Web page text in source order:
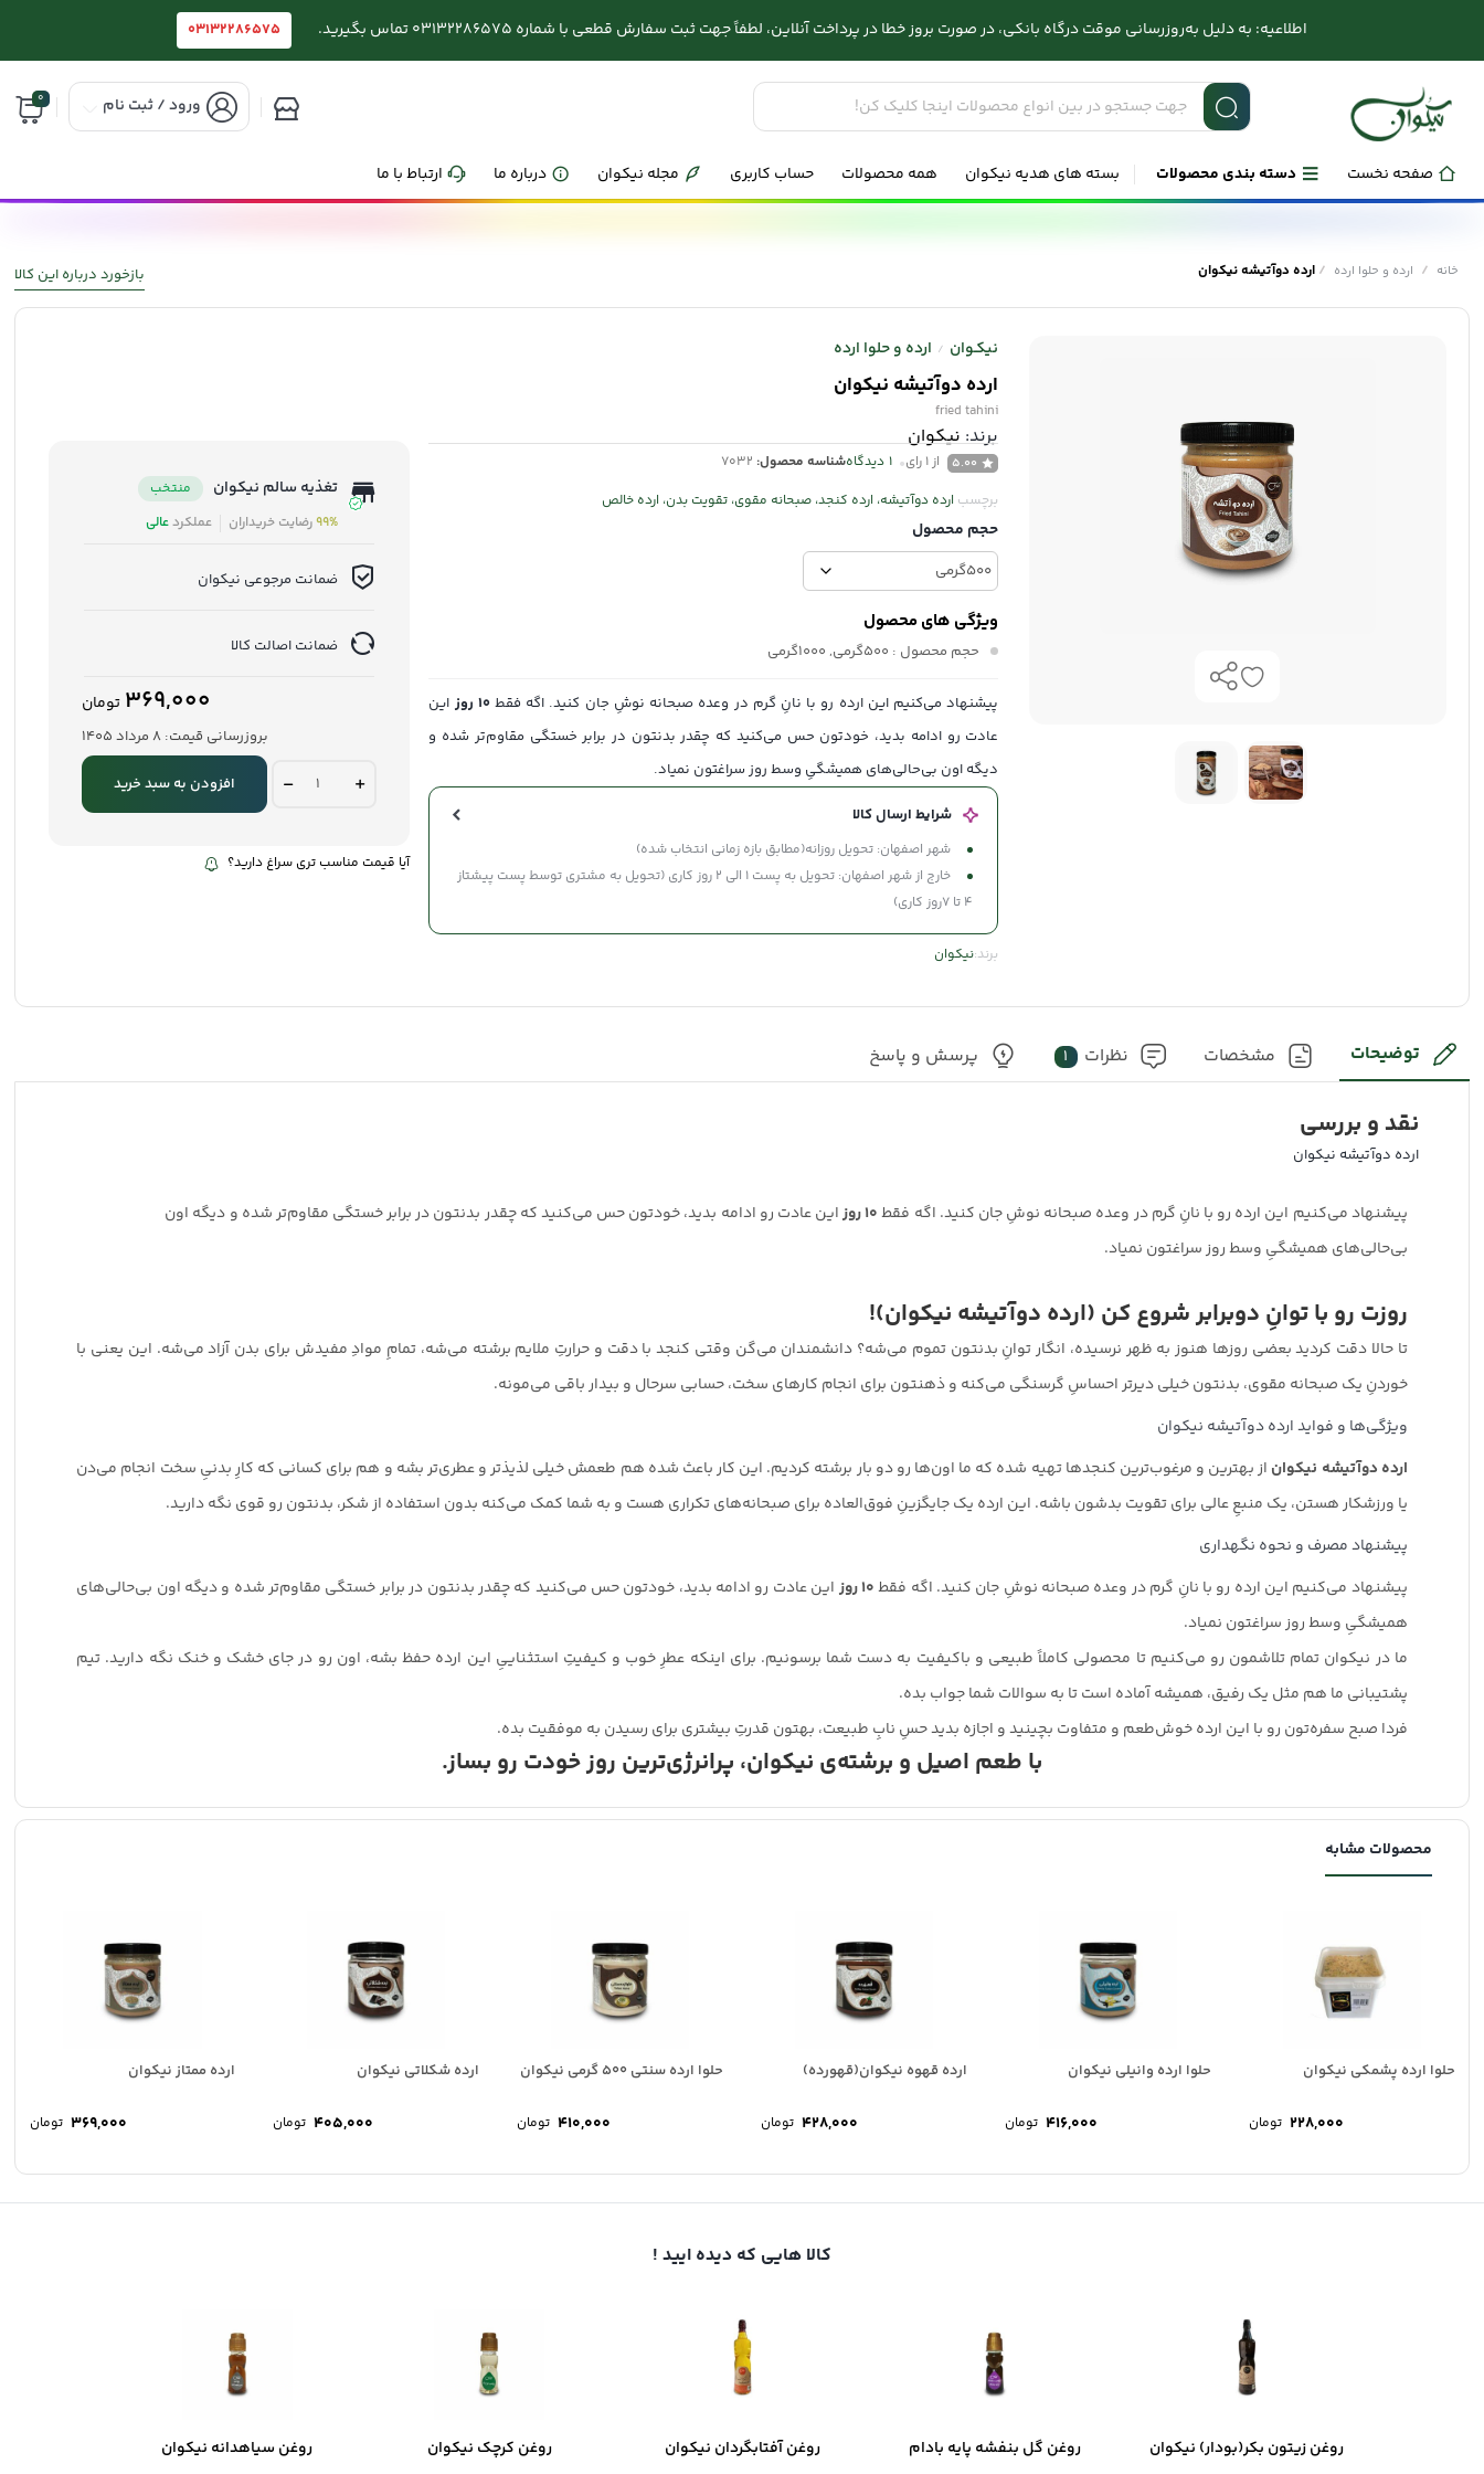
اطلاعیه: به دلیل به‌روزرسانی موقت درگاه بانکی، در صورت بروز خطا در پرداخت آنلاین، لطفاً جهت ثبت سفارش قطعی با شماره 03132286575 تماس بگیرید. 03132286575
ورود / ثبت نام 0
صفحه نخست دسته بندی محصولات بسته های هدیه نیکوان همه محصولات حساب کاربری مجله نیکوان درباره ما ارتباط با ما
بازخورد درباره این کالا خانه / ارده و حلوا ارده /ارده دوآتیشه نیکوان
نیکـوان / ارده و حلوا ارده
ارده دوآتیشه نیکوان
fried tahini
برند:نیکوان
5.00 از 1 رای 1 دیدگاهشناسه محصول: 7032
برچسب ارده دوآتیشه، ارده کنجد، صبحانه مقوی، تقویت بدن، ارده خالص
حجم محصول
ویژگی های محصول
حجم محصول : 500گرمی, 1000گرمی
پیشنهاد می‌کنیم این ارده رو با نانِ گرم در وعده صبحانه نوشِ جان کنید. اگه فقط۱۰ روز
این
عادت رو ادامه بدید، خودتون حس می‌کنید که چقدر بدنتون در برابر خستگی مقاوم‌تر شده و
دیگه اون بی‌حالی‌های همیشگیِ وسط روز سراغتون نمیاد.
شرایط ارسال کالا
شهر اصفهان: تحویل روزانه(مطابق بازه زمانی انتخاب شده)
خارج از شهر اصفهان: تحویل به پست 1 الی 2 روز کاری (تحویل به مشتری توسط پست پیشتاز
4 تا 7روز کاری)
برند:نیکوان
تغذیه سالم نیکوان
منتخب
99%رضایت خریداران عملکردعالی
ضمانت مرجوعی نیکوان
ضمانت اصالت کالا
۳۶۹,۰۰۰ تومان
بروزرسانی قیمت: 8 مرداد 1405
ارده
دوآتیشه افزودن به سبد خرید
آیا قیمت مناسب تری سراغ دارید؟
توضیحات مشخصات نظرات 1 پرسش و پاسخ
نقد و بررسی
ارده دوآتیشه نیکوان
پیشنهاد می‌کنیم این ارده رو با نانِ گرم در وعده صبحانه نوشِ جان کنید. اگه فقط۱۰ روز
این عادت رو ادامه بدید، خودتون حس می‌کنید که چقدر بدنتون در برابر خستگی مقاوم‌تر شده و دیگه اون
بی‌حالی‌های همیشگیِ وسط روز سراغتون نمیاد.
روزت رو با توانِ دوبرابر شروع کن (ارده دوآتیشه نیکوان)!
تا حالا دقت کردید بعضی روزها هنوز به ظهر نرسیده، انگار توانِ بدنتون تموم می‌شه؟ دانشمندان می‌گن وقتی کنجد با دقت و حرارتِ ملایم برشته می‌شه، تمامِ موادِ مفیدش برای بدن آزاد می‌شه. این یعنی با
خوردنِ یک صبحانه مقوی، بدنتون خیلی دیرتر احساسِ گرسنگی می‌کنه و ذهنتون برای انجام کارهای سخت، حسابی سرحال و بیدار باقی می‌مونه.
ویژگی‌ها و فواید ارده دوآتیشه نیکوان
ارده دوآتیشه نیکوان از بهترین و مرغوب‌ترین کنجدها تهیه شده که ما اون‌ها رو دو بار برشته کردیم. این کار باعث شده هم طعمش خیلی لذیذتر و عطری‌تر بشه و هم برای کسانی که کارِ بدنیِ سخت انجام می‌دن
یا ورزشکار هستن، یک منبعِ عالی برای تقویت بدشون باشه. این ارده یک جایگزینِ فوق‌العاده برای صبحانه‌های تکراری هست و به شما کمک می‌کنه بدون استفاده از شکر، بدنتون رو قوی نگه دارید.
پیشنهاد مصرف و نحوه نگهداری
پیشنهاد می‌کنیم این ارده رو با نانِ گرم در وعده صبحانه نوشِ جان کنید. اگه فقط۱۰ روز
این عادت رو ادامه بدید، خودتون حس می‌کنید که چقدر بدنتون در برابر خستگی مقاوم‌تر شده و دیگه اون بی‌حالی‌های
همیشگیِ وسط روز سراغتون نمیاد.
ما در نیکوان تمام تلاشمون رو می‌کنیم تا محصولی کاملاً طبیعی و باکیفیت به دست شما برسونیم. برای اینکه عطرِ خوب و کیفیتِ استثناییِ این ارده حفظ بشه، اون رو در جای خشک و خنک نگه دارید. تیم
پشتیبانی ما هم مثل یک رفیق، همیشه آماده است تا به سوالات شما جواب بده.
فردا صبح سفره‌تون رو با این ارده خوش‌طعم و متفاوت بچینید و اجازه بدید حسِ نابِ طبیعت، بهتون قدرتِ بیشتری برای رسیدن به موفقیت بده.
با طعم اصیل و برشته‌ی نیکوان، پرانرژی‌ترین روز خودت رو بساز.
محصولات مشابه
حلوا ارده پشمکی نیکوان
۲۲۸,۰۰۰ تومان
حلوا ارده وانیلی نیکوان
۴۱۶,۰۰۰ تومان
ارده قهوه نیکوان(قهورده)
۴۲۸,۰۰۰ تومان
حلوا ارده سنتی 500 گرمی نیکوان
۴۱۰,۰۰۰ تومان
ارده شکلاتی نیکوان
۴۰۵,۰۰۰ تومان
ارده ممتاز نیکوان
۳۶۹,۰۰۰ تومان
کالا هایی که دیده ایید !
روغن زیتون بکر(بودار) نیکوان
روغن گل بنفشه پایه بادام
روغن آفتابگردان نیکوان روغن کرچک نیکوان روغن سیاهدانه نیکوان